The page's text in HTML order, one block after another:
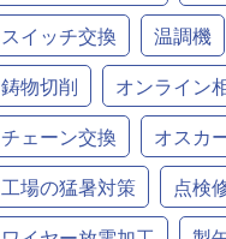
スイッチ交換
温調機
鋳物切削
オンライン
チェーン交換
オスカ
工場の猛暑対策
点検